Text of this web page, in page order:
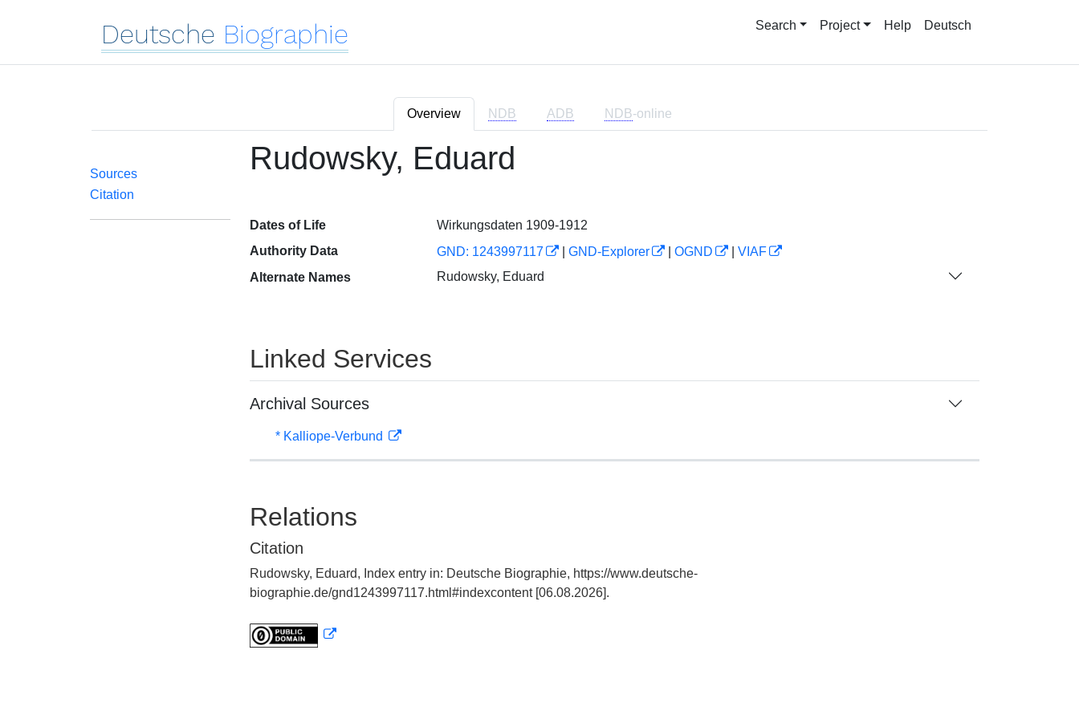
Deutsche Biographie Search Project Help Deutsch
Overview NDB ADB NDB-online
Sources
Citation
Rudowsky, Eduard
Dates of Life
Wirkungsdaten 1909-1912
Authority Data
GND: 1243997117 GND-Explorer OGND
VIAF
Alternate Names
Rudowsky, Eduard
Linked Services
Archival Sources
* Kalliope-Verbund
Relations
Citation
Rudowsky, Eduard, Index entry in: Deutsche Biographie, https://www.deutsche-
biographie.de/gnd1243997117.html#indexcontent [06.08.2026].